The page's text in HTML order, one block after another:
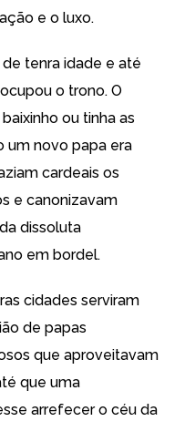
e o luxo.
tenra idade e até
o trono. O
ou tinha as
um novo papa era
cardeais os
e canonizavam
dissoluta
em bordel.
cidades serviram
de papas
que aproveitavam
que uma
arrefecer o céu da